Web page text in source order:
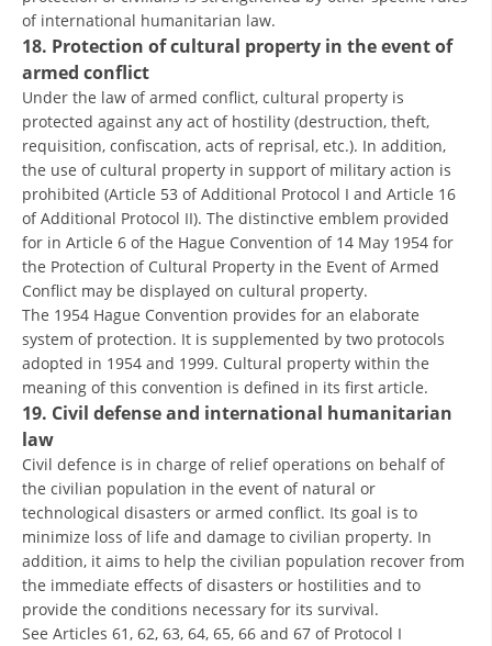
of international humanitarian law.
18. Protection of cultural property in the event of
armed conflict
Under the law of armed conflict, cultural property is
protected against any act of hostility (destruction, theft,
requisition, confiscation, acts of reprisal, etc.). In addition,
the use of cultural property in support of military action is
prohibited (Article 53 of Additional Protocol I and Article 16
of Additional Protocol II). The distinctive emblem provided
for in Article 6 of the Hague Convention of 14 May 1954 for
the Protection of Cultural Property in the Event of Armed
Conflict may be displayed on cultural property.
The 1954 Hague Convention provides for an elaborate
system of protection. It is supplemented by two protocols
adopted in 1954 and 1999. Cultural property within the
meaning of this convention is defined in its first article.
19. Civil defense and international humanitarian
law
Civil defence is in charge of relief operations on behalf of
the civilian population in the event of natural or
technological disasters or armed conflict. Its goal is to
minimize loss of life and damage to civilian property. In
addition, it aims to help the civilian population recover from
the immediate effects of disasters or hostilities and to
provide the conditions necessary for its survival.
See Articles 61, 62, 63, 64, 65, 66 and 67 of Protocol I